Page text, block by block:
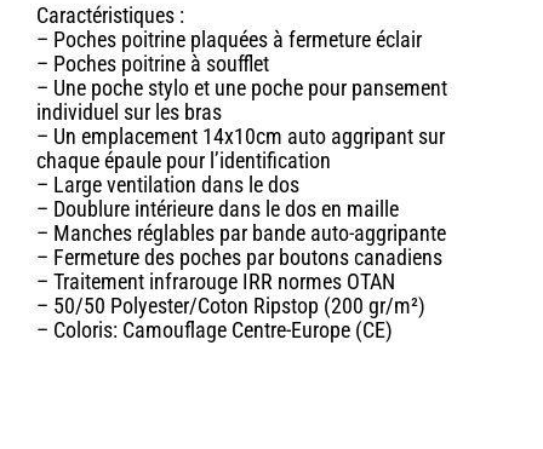
Caractéristiques :
– Poches poitrine plaquées à fermeture éclair
– Poches poitrine à soufflet
– Une poche stylo et une poche pour pansement
individuel sur les bras
– Un emplacement 14x10cm auto aggripant sur
chaque épaule pour l’identification
– Large ventilation dans le dos
– Doublure intérieure dans le dos en maille
– Manches réglables par bande auto-aggripante
– Fermeture des poches par boutons canadiens
– Traitement infrarouge IRR normes OTAN
– 50/50 Polyester/Coton Ripstop (200 gr/m²)
– Coloris: Camouflage Centre-Europe (CE)